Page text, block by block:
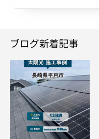
ブログ新着記事